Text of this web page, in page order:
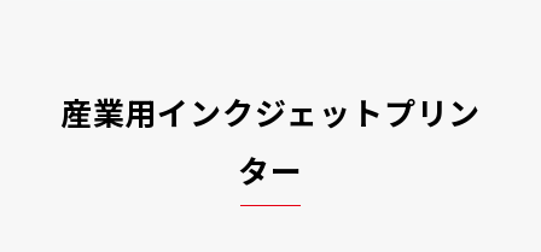
産業用インクジェットプリン
ター